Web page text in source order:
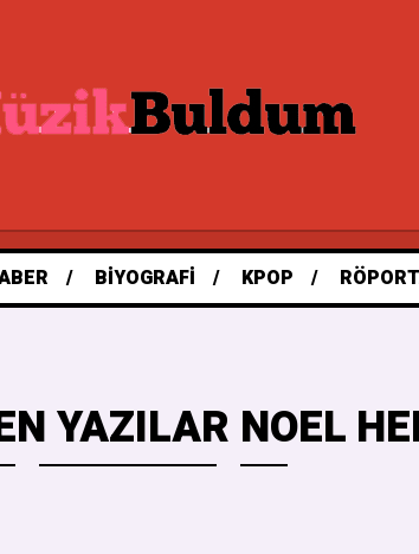
BIYOGRAFI KPOP
YAZILAR NOEL